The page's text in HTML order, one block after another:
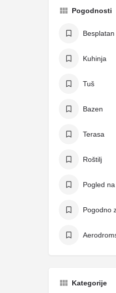
Pogodnosti
Kuhinja
Tuš
Bazen
Terasa
Roštilj
Pogled
Pogodno
Kategorije